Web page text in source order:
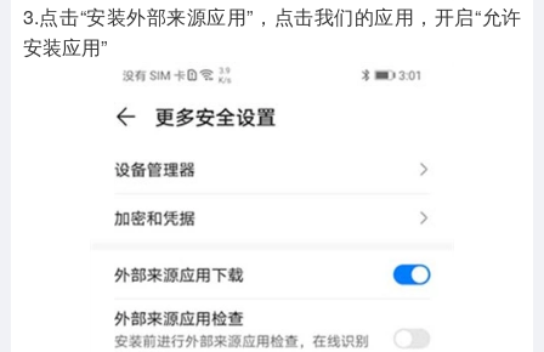
3.点击“安装外部来源应用”，点击我们的应用，开启“允许
安装应用”